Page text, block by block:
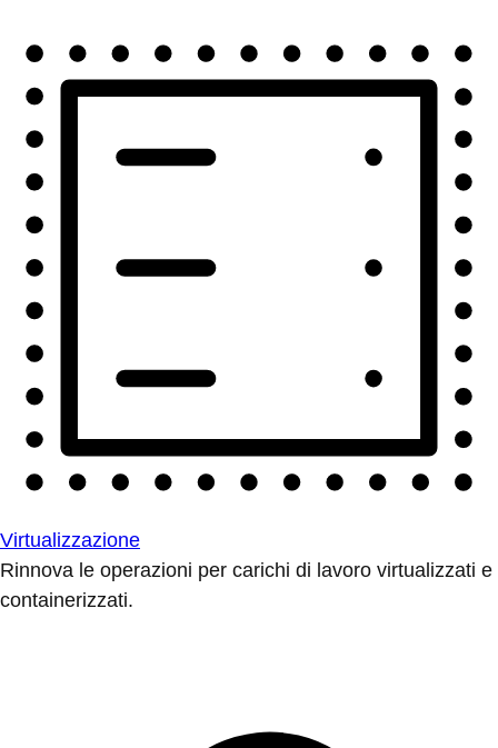
Virtualizzazione
Rinnova le operazioni per carichi di lavoro virtualizzati e
containerizzati.